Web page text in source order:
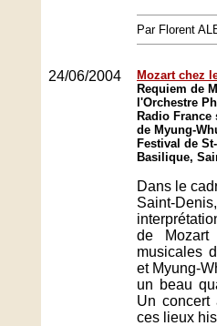
Par Florent
24/06/2004
Mozart chez
Requiem de
l'Orchestre
Radio
de Myung-
Festival de
Basilique,
Dans le
Saint-
de
musicales
et Myung-
un beau
Un
ces lieux